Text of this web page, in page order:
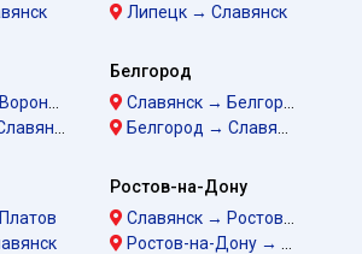
Липецк → Славянск
Белгород
Славянск → Белгород
Белгород → Славянск
Ростов-на-Дону
Славянск → Ростов-на-Дону
Ростов-на-Дону → Славянск